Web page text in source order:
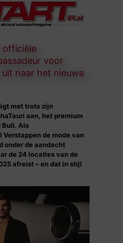
officiële
voor
uit naar het nieuwe
met trots zijn
aan, het premium
Bull. Als
Verstappen de mode van
onder de aandacht
de 24 locaties van de
afreist – en dat in stijl